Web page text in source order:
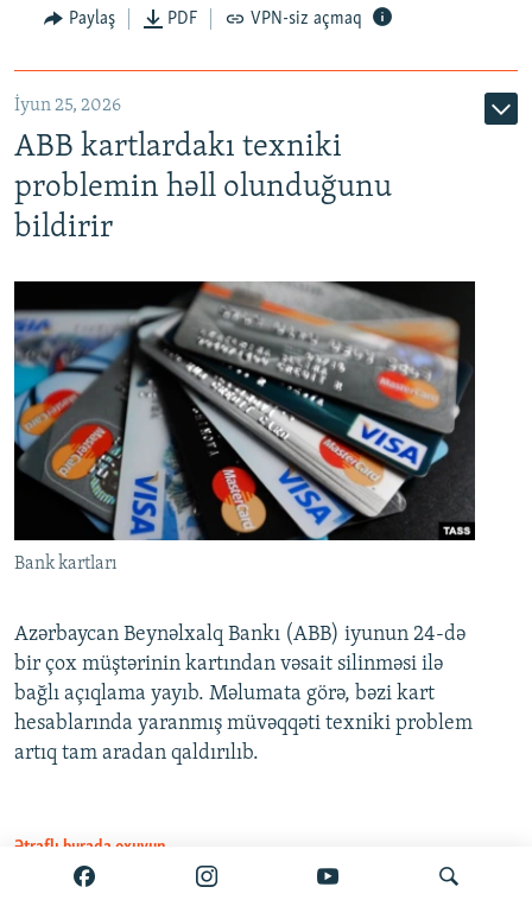
Auto 240p 360p 480p
720p 1080p
Paylaş PDF VPN-siz açmaq
İyun 25, 2026
ABB kartlardakı texniki
problemin həll olunduğunu
bildirir
Bank kartları
Azərbaycan Beynəlxalq Bankı (ABB) iyunun 24-də
bir çox müştərinin kartından vəsait silinməsi ilə
bağlı açıqlama yayıb. Məlumata görə, bəzi kart
hesablarında yaranmış müvəqqəti texniki problem
artıq tam aradan qaldırılıb.
Ətraflı burada oxuyun